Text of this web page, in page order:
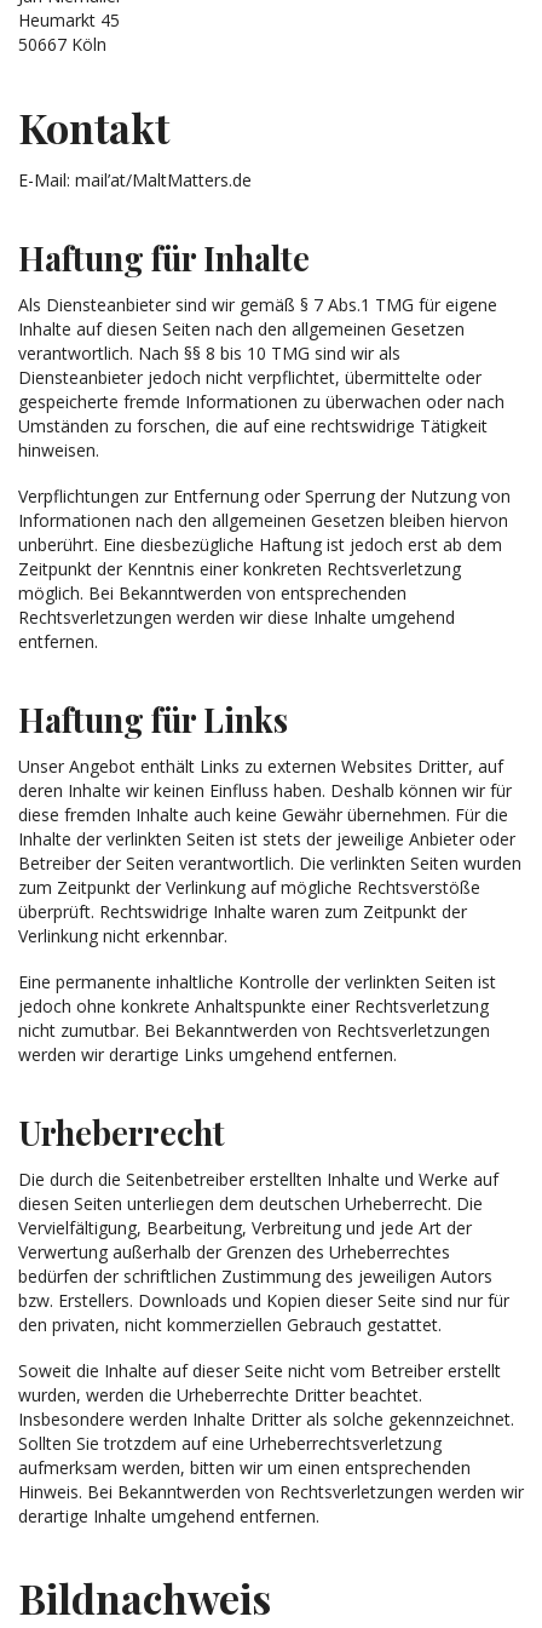
Heumarkt 45
50667 Köln
Kontakt
E-Mail: mail’at/MaltMatters.de
Haftung für Inhalte
Als Diensteanbieter sind wir gemäß § 7 Abs.1 TMG für eigene
Inhalte auf diesen Seiten nach den allgemeinen Gesetzen
verantwortlich. Nach §§ 8 bis 10 TMG sind wir als
Diensteanbieter jedoch nicht verpflichtet, übermittelte oder
gespeicherte fremde Informationen zu überwachen oder nach
Umständen zu forschen, die auf eine rechtswidrige Tätigkeit
hinweisen.
Verpflichtungen zur Entfernung oder Sperrung der Nutzung von
Informationen nach den allgemeinen Gesetzen bleiben hiervon
unberührt. Eine diesbezügliche Haftung ist jedoch erst ab dem
Zeitpunkt der Kenntnis einer konkreten Rechtsverletzung
möglich. Bei Bekanntwerden von entsprechenden
Rechtsverletzungen werden wir diese Inhalte umgehend
entfernen.
Haftung für Links
Unser Angebot enthält Links zu externen Websites Dritter, auf
deren Inhalte wir keinen Einfluss haben. Deshalb können wir für
diese fremden Inhalte auch keine Gewähr übernehmen. Für die
Inhalte der verlinkten Seiten ist stets der jeweilige Anbieter oder
Betreiber der Seiten verantwortlich. Die verlinkten Seiten wurden
zum Zeitpunkt der Verlinkung auf mögliche Rechtsverstöße
überprüft. Rechtswidrige Inhalte waren zum Zeitpunkt der
Verlinkung nicht erkennbar.
Eine permanente inhaltliche Kontrolle der verlinkten Seiten ist
jedoch ohne konkrete Anhaltspunkte einer Rechtsverletzung
nicht zumutbar. Bei Bekanntwerden von Rechtsverletzungen
werden wir derartige Links umgehend entfernen.
Urheberrecht
Die durch die Seitenbetreiber erstellten Inhalte und Werke auf
diesen Seiten unterliegen dem deutschen Urheberrecht. Die
Vervielfältigung, Bearbeitung, Verbreitung und jede Art der
Verwertung außerhalb der Grenzen des Urheberrechtes
bedürfen der schriftlichen Zustimmung des jeweiligen Autors
bzw. Erstellers. Downloads und Kopien dieser Seite sind nur für
den privaten, nicht kommerziellen Gebrauch gestattet.
Soweit die Inhalte auf dieser Seite nicht vom Betreiber erstellt
wurden, werden die Urheberrechte Dritter beachtet.
Insbesondere werden Inhalte Dritter als solche gekennzeichnet.
Sollten Sie trotzdem auf eine Urheberrechtsverletzung
aufmerksam werden, bitten wir um einen entsprechenden
Hinweis. Bei Bekanntwerden von Rechtsverletzungen werden wir
derartige Inhalte umgehend entfernen.
Bildnachweis